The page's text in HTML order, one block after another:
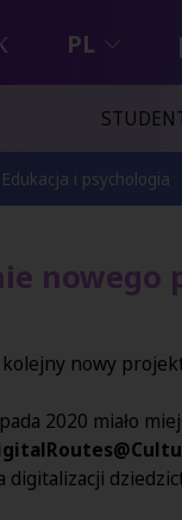
PL
Edukacja i psychologia
kolejny nowy
2020 miało
digitalizacji